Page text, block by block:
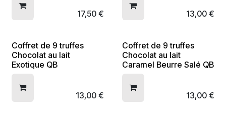
17,50 € 13,00 €
Coffret de 9 truffes
Chocolat au lait
Exotique QB
13,00 €
Coffret de 9 truffes
Chocolat au lait
Caramel Beurre Salé QB
13,00 €